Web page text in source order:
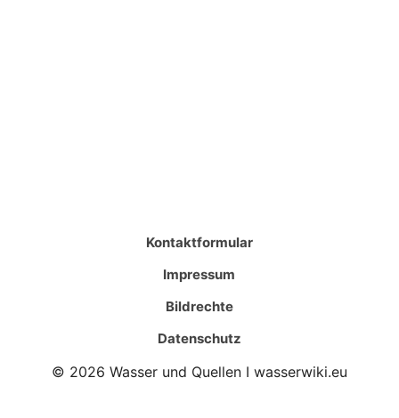
Kontaktformular
Impressum
Bildrechte
Datenschutz
© 2026 Wasser und Quellen I wasserwiki.eu